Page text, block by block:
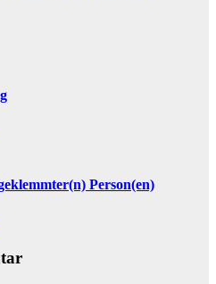
Person(en)